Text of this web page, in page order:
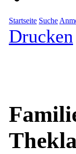
Startseite Suche
Drucken